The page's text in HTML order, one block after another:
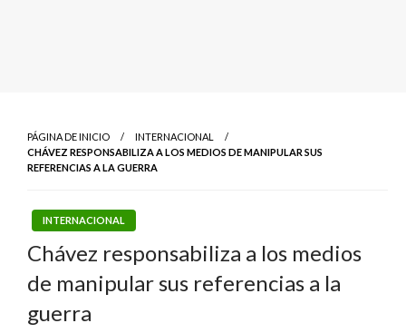
PÁGINA DE INICIO
INTERNACIONAL
CHÁVEZ RESPONSABILIZA A LOS MEDIOS DE MANIPULAR SUS
REFERENCIAS A LA GUERRA
INTERNACIONAL
Chávez responsabiliza a los medios
de manipular sus referencias a la
guerra